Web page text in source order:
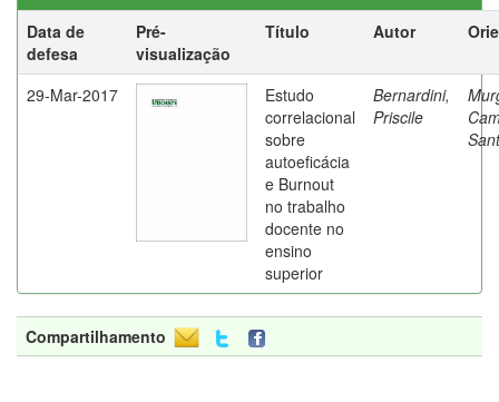
Data de
defesa
Pré-
visualização
Título Autor
29-Mar-2017
Estudo
correlacional
sobre
autoeficácia
e Burnout
no trabalho
docente no
ensino
superior
Bernardini,
Priscile
Compartilhamento